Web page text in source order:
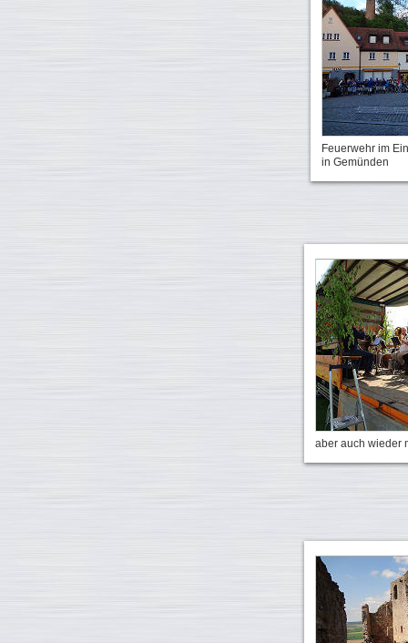
Feuerwehr im
in Gemünden
aber auch wieder